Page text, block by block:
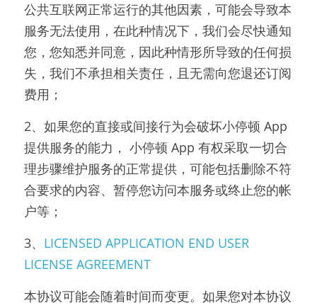
公共互联网正常运行的其他因素，可能会导致本
服务无法使用，在此种情况下，我们会尽快通知
您，您知悉并同意，因此种情形所导致的任何损
失，我们不承担相关责任，且无需向您退还订阅
费用；
2、如果您的直接或间接行为会破坏小停顿 App
提供服务的能力， 小停顿 App 有权采取一切合
理步骤维护服务的正常提供，可能包括删除不符
合要求的内容、暂停您访问本服务或终止您的帐
户等；
3、 LICENSED APPLICATION END USER
LICENSE AGREEMENT
本协议可能会随着时间而变更。如果您对本协议